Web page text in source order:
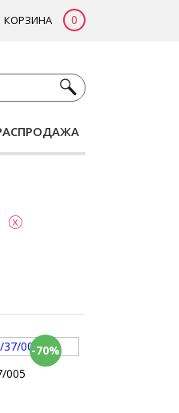
КОРЗИНА 0
-70%
005